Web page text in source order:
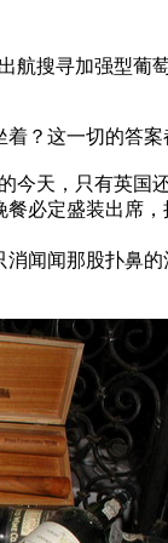
航搜寻加强型葡
？这一切的答案
天，只有英国
必定盛装出席
闻那股扑鼻